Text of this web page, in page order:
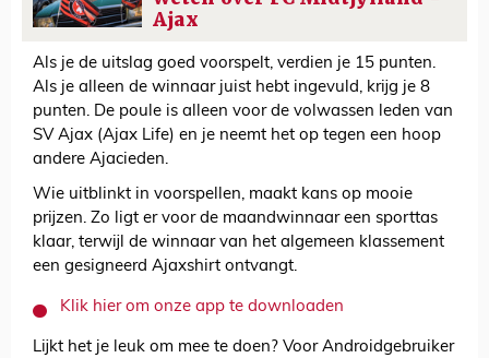
Ajax
Als je de uitslag goed voorspelt, verdien je 15 punten.
Als je alleen de winnaar juist hebt ingevuld, krijg je 8
punten. De poule is alleen voor de volwassen leden van
SV Ajax (Ajax Life) en je neemt het op tegen een hoop
andere Ajacieden.
Wie uitblinkt in voorspellen, maakt kans op mooie
prijzen. Zo ligt er voor de maandwinnaar een sporttas
klaar, terwijl de winnaar van het algemeen klassement
een gesigneerd Ajaxshirt ontvangt.
Klik hier om onze app te downloaden
Lijkt het je leuk om mee te doen? Voor Androidgebruiker